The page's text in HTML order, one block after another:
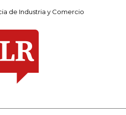
de Industria y Comercio